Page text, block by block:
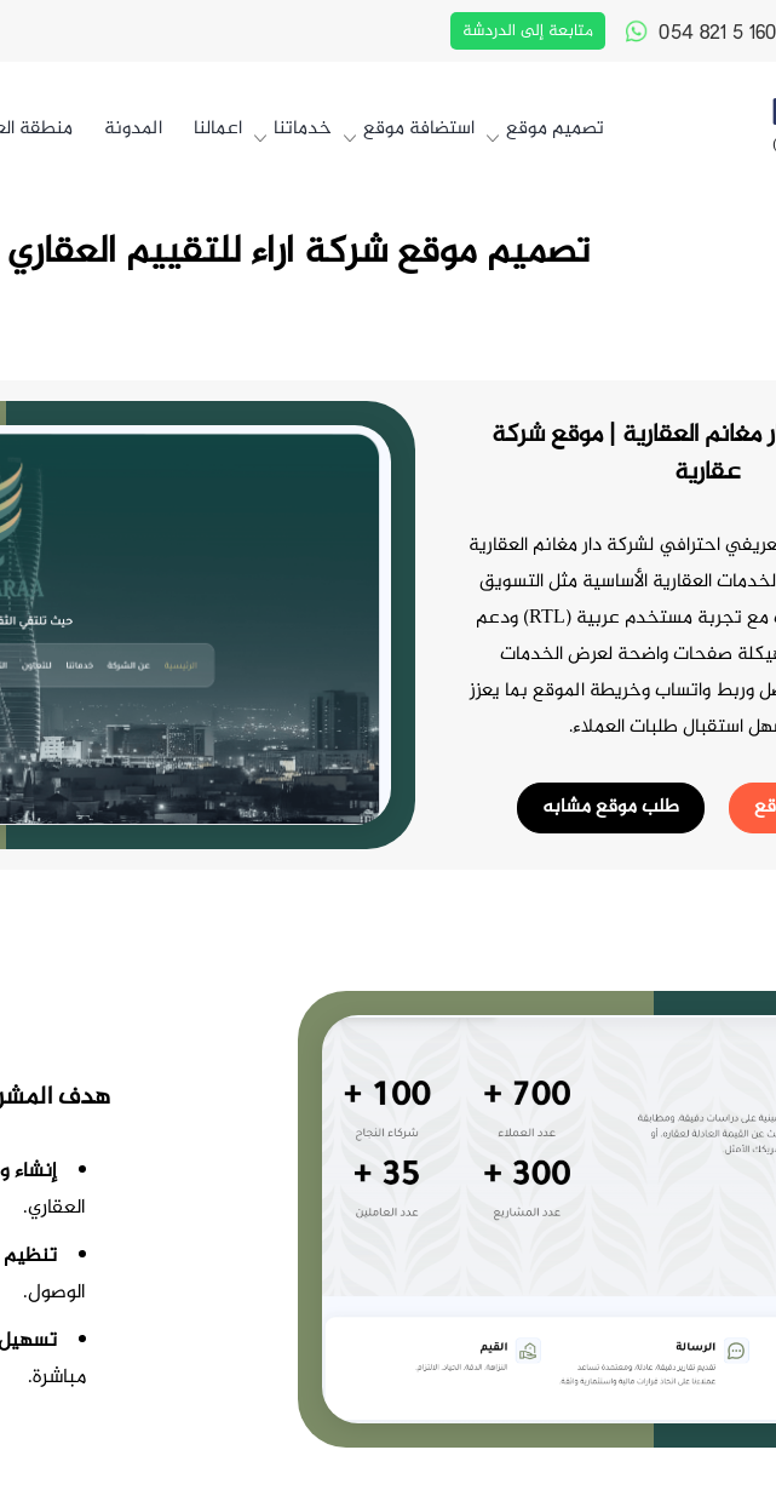
متابعة إلى الدردشة 054 821 5 160
تصميم موقع استضافة موقع خدماتنا اعمالنا المدونة منطقة
تصميم موقع شركة اراء للتقييم العقاري
العقارية | موقع شركة
عقارية
احترافي لشركة دار مغانم العقارية
العقارية الأساسية مثل التسويق
والوساطة والاستشارات مع تجربة مستخدم عربية (RTL) ودعم
وهيكلة صفحات واضحة لعرض الخدمات
وربط واتساب وخريطة الموقع بما يعزز
استقبال طلبات العملاء.
طلب موقع مشابه
هدف
إنشاء
العقاري.
تنظيم
الوصول.
مباشرة.